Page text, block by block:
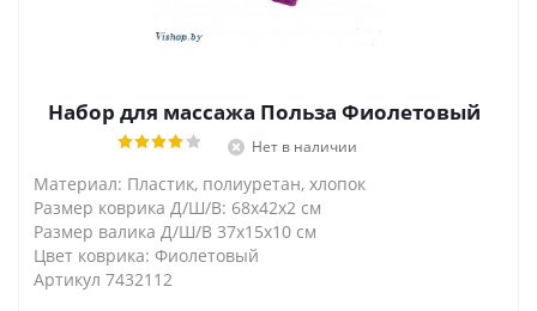
Набор для массажа Польза Фиолетовый
Нет в наличии
Материал: Пластик, полиуретан, хлопок
Размер коврика Д/Ш/В: 68х42х2 см
Размер валика Д/Ш/В 37х15х10 см
Цвет коврика: Фиолетовый
Артикул 7432112